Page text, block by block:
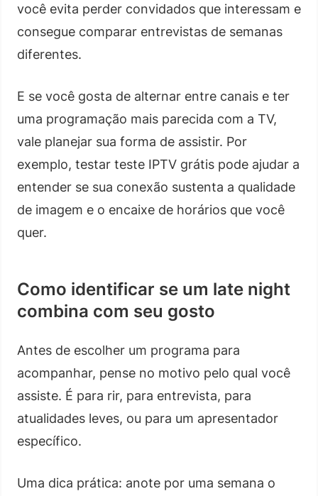
você evita perder convidados que interessam e
consegue comparar entrevistas de semanas
diferentes.
E se você gosta de alternar entre canais e ter
uma programação mais parecida com a TV,
vale planejar sua forma de assistir. Por
exemplo, testar teste IPTV grátis pode ajudar a
entender se sua conexão sustenta a qualidade
de imagem e o encaixe de horários que você
quer.
Como identificar se um late night
combina com seu gosto
Antes de escolher um programa para
acompanhar, pense no motivo pelo qual você
assiste. É para rir, para entrevista, para
atualidades leves, ou para um apresentador
específico.
Uma dica prática: anote por uma semana o